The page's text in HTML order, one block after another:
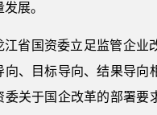
展。
江省国资委立足监管企业
向、目标导向、结果导向
委关于国企改革的部署